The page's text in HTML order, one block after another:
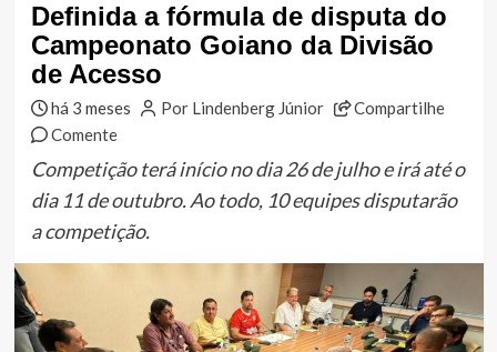
Definida a fórmula de disputa do
Campeonato Goiano da Divisão
de Acesso
há 3 meses Por Lindenberg Júnior
Compartilhe
Comente
Competição terá início no dia 26 de julho e irá até o
dia 11 de outubro. Ao todo, 10 equipes disputarão
a competição.